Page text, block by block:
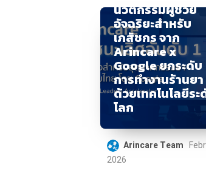
นวัตกรรมผู้ช่วย
อัจฉริยะสำหรับ
เภสัชกร จาก
Arincare x
Google ยกระดับ
การทำงานร้านยา
ด้วยเทคโนโลยีระ
โลก
Arincare Team
2026